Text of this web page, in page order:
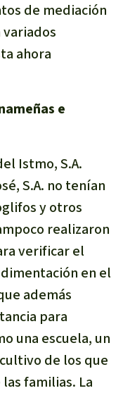
y niños
y Defensores
de mediación
variados
ahora
e
Istmo, S.A.
S.A. no tenían
y otros
realizaron
verificar el
en el
además
para
una escuela, un
de los que
familias. La